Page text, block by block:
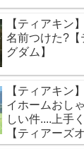
【ティアキン
名前つけた?【
グダム】
【ティアキン
イホームおし
しい件....上手
【ティアーズ